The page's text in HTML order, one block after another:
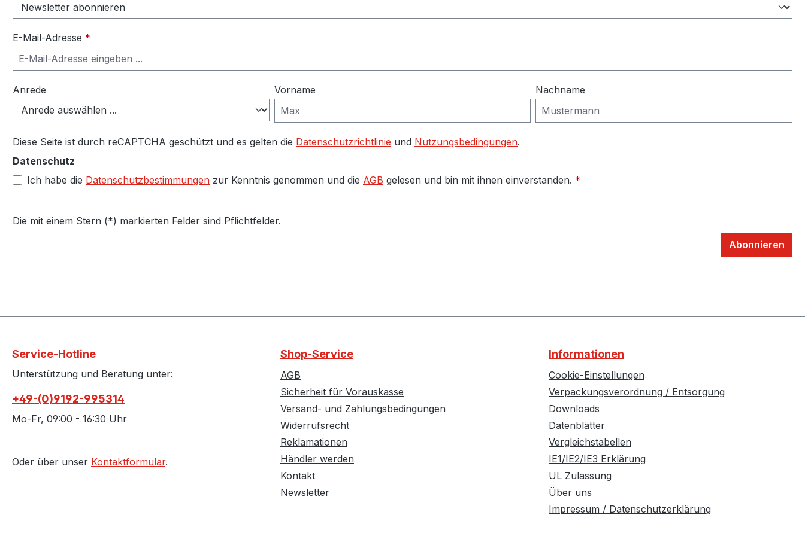
E-Mail-Adresse *
Anrede Vorname Nachname
Diese Seite ist durch reCAPTCHA geschützt und es gelten die Datenschutzrichtlinie und Nutzungsbedingungen.
Datenschutz
Ich habe die Datenschutzbestimmungen zur Kenntnis genommen und die AGB gelesen und bin mit ihnen einverstanden. *
Die mit einem Stern (*) markierten Felder sind Pflichtfelder.
Abonnieren
Service-Hotline
Unterstützung und Beratung unter:
+49-(0)9192-995314
Mo-Fr, 09:00 - 16:30 Uhr
Oder über unser Kontaktformular.
Shop-Service
AGB
Sicherheit für Vorauskasse
Versand- und Zahlungsbedingungen
Widerrufsrecht
Reklamationen
Händler werden
Kontakt
Newsletter
Informationen
Cookie-Einstellungen
Verpackungsverordnung / Entsorgung
Downloads
Datenblätter
Vergleichstabellen
IE1/IE2/IE3 Erklärung
UL Zulassung
Über uns
Impressum / Datenschutzerklärung